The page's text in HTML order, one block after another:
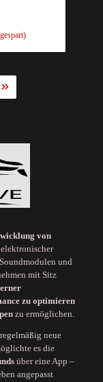
von
elektronischer
und
mit Sitz
zu optimieren
zu ermöglichen.
neue
es die
über eine App –
angepasst